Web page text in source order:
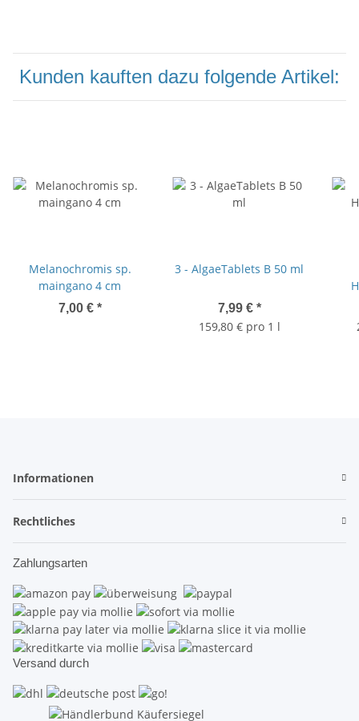
Kunden kauften dazu folgende Artikel:
Melanochromis sp.
maingano 4 cm
7,00 € *
3 - AlgaeTablets B 50 ml
7,99 € *
159,80 € pro 1 l
Informationen
Rechtliches
Zahlungsarten
Versand durch